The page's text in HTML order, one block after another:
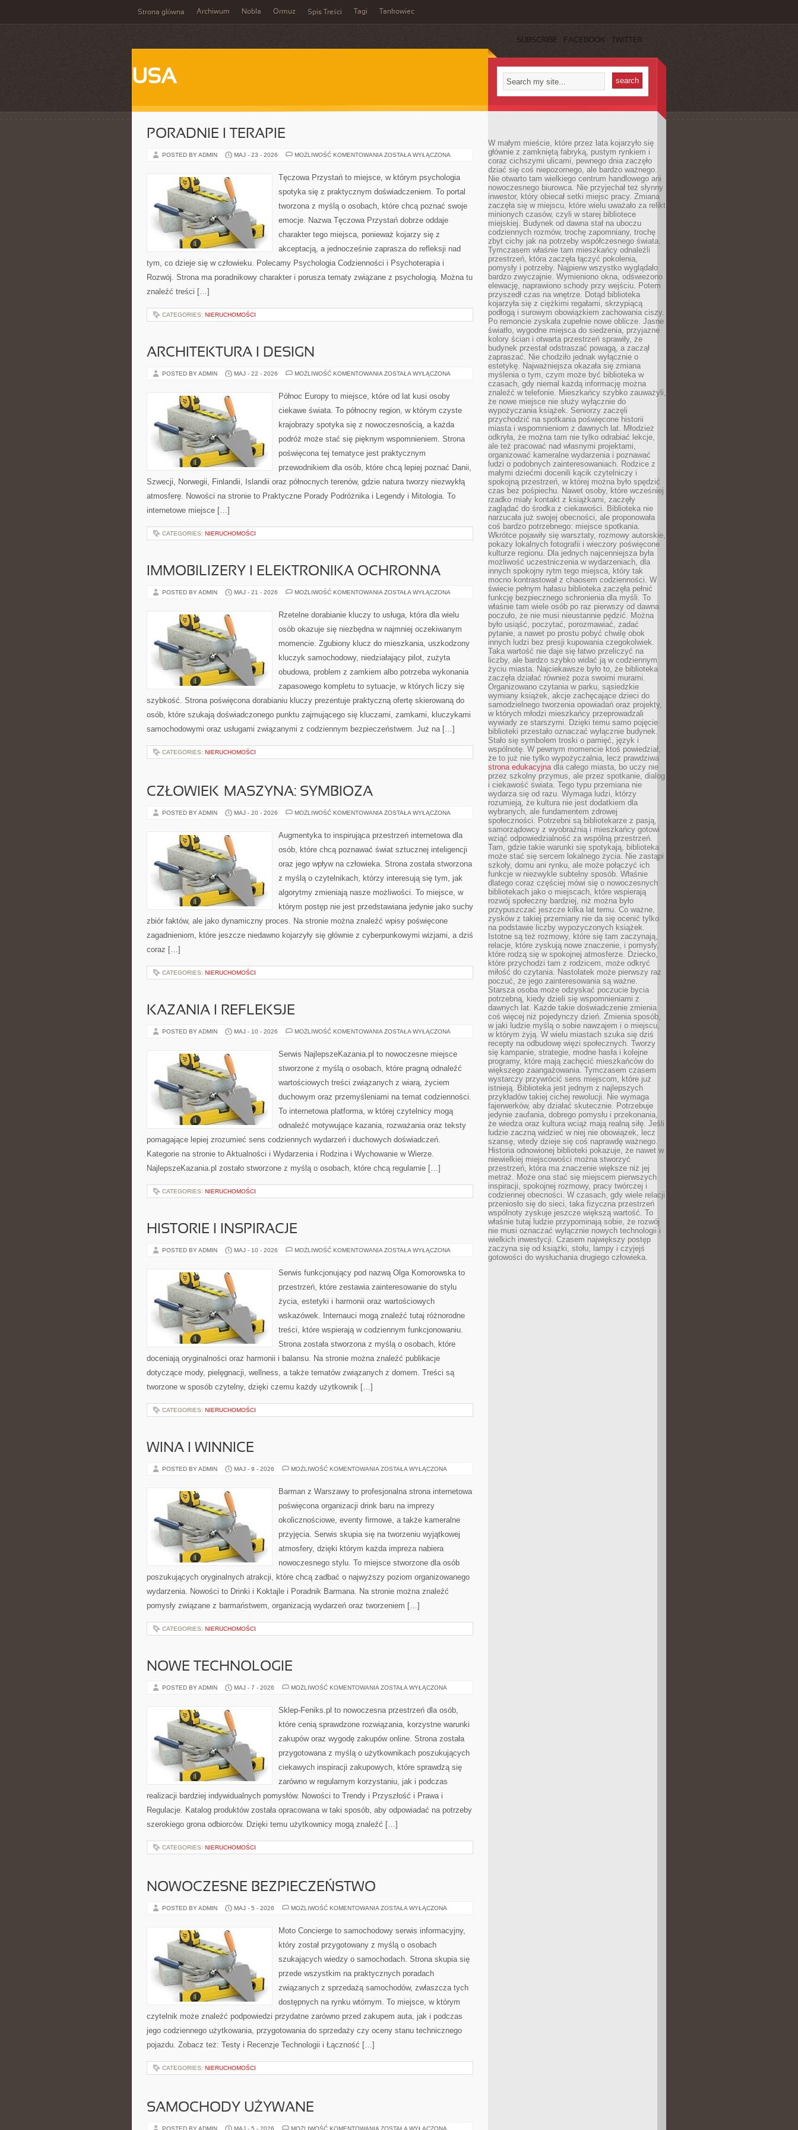
Strona główna Archiwum Nobla Ormuz Spis Treści Tagi Tankowiec
SUBSCRIBE FACEBOOK TWITTER
USA
PORADNIE I TERAPIE
POSTED BY ADMIN MAJ - 23 - 2026 MOŻLIWOŚĆ KOMENTOWANIA PORADNIE
ZOSTAŁA WYŁĄCZONA
Tęczowa Przystań to miejsce, w którym psychologia
spotyka się z praktycznym doświadczeniem. To portal
tworzona z myślą o osobach, które chcą poznać swoje
emocje. Nazwa Tęczowa Przystań dobrze oddaje
charakter tego miejsca, ponieważ kojarzy się z
akceptacją, a jednocześnie zaprasza do refleksji nad
tym, co dzieje się w człowieku. Polecamy Psychologia Codzienności i Psychoterapia i
Rozwój. Strona ma poradnikowy charakter i porusza tematy związane z psychologią. Można tu
znaleźć treści […]
CATEGORIES: NIERUCHOMOŚCI
ARCHITEKTURA I DESIGN
POSTED BY ADMIN MAJ - 22 - 2026 MOŻLIWOŚĆ KOMENTOWANIA ARCHITEKTURA
ZOSTAŁA WYŁĄCZONA
Północ Europy to miejsce, które od lat kusi osoby
ciekawe świata. To północny region, w którym czyste
krajobrazy spotyka się z nowoczesnością, a każda
podróż może stać się pięknym wspomnieniem. Strona
poświęcona tej tematyce jest praktycznym
przewodnikiem dla osób, które chcą lepiej poznać Danii,
Szwecji, Norwegii, Finlandii, Islandii oraz północnych terenów, gdzie natura tworzy niezwykłą
atmosferę. Nowości na stronie to Praktyczne Porady Podróżnika i Legendy i Mitologia. To
internetowe miejsce […]
CATEGORIES: NIERUCHOMOŚCI
IMMOBILIZERY I ELEKTRONIKA OCHRONNA
POSTED BY ADMIN MAJ - 21 - 2026 MOŻLIWOŚĆ KOMENTOWANIA IMMOBILIZERY
OCHRONNA
ZOSTAŁA WYŁĄCZONA
Rzetelne dorabianie kluczy to usługa, która dla wielu
osób okazuje się niezbędna w najmniej oczekiwanym
momencie. Zgubiony klucz do mieszkania, uszkodzony
kluczyk samochodowy, niedziałający pilot, zużyta
obudowa, problem z zamkiem albo potrzeba wykonania
zapasowego kompletu to sytuacje, w których liczy się
szybkość. Strona poświęcona dorabianiu kluczy prezentuje praktyczną ofertę skierowaną do
osób, które szukają doświadczonego punktu zajmującego się kluczami, zamkami, kluczykami
samochodowymi oraz usługami związanymi z codziennym bezpieczeństwem. Już na […]
CATEGORIES: NIERUCHOMOŚCI
CZŁOWIEK–MASZYNA: SYMBIOZA
POSTED BY ADMIN MAJ - 20 - 2026 MOŻLIWOŚĆ KOMENTOWANIA CZŁOWIEK–
ZOSTAŁA WYŁĄCZONA
Augmentyka to inspirująca przestrzeń internetowa dla
osób, które chcą poznawać świat sztucznej inteligencji
oraz jego wpływ na człowieka. Strona została stworzona
z myślą o czytelnikach, którzy interesują się tym, jak
algorytmy zmieniają nasze możliwości. To miejsce, w
którym postęp nie jest przedstawiana jedynie jako suchy
zbiór faktów, ale jako dynamiczny proces. Na stronie można znaleźć wpisy poświęcone
zagadnieniom, które jeszcze niedawno kojarzyły się głównie z cyberpunkowymi wizjami, a dziś
coraz […]
CATEGORIES: NIERUCHOMOŚCI
KAZANIA I REFLEKSJE
POSTED BY ADMIN MAJ - 10 - 2026 MOŻLIWOŚĆ KOMENTOWANIA KAZANIA
ZOSTAŁA WYŁĄCZONA
Serwis NajlepszeKazania.pl to nowoczesne miejsce
stworzone z myślą o osobach, które pragną odnaleźć
wartościowych treści związanych z wiarą, życiem
duchowym oraz przemyśleniami na temat codzienności.
To internetowa platforma, w której czytelnicy mogą
odnaleźć motywujące kazania, rozważania oraz teksty
pomagające lepiej zrozumieć sens codziennych wydarzeń i duchowych doświadczeń.
Kategorie na stronie to Aktualności i Wydarzenia i Rodzina i Wychowanie w Wierze.
NajlepszeKazania.pl zostało stworzone z myślą o osobach, które chcą regularnie […]
CATEGORIES: NIERUCHOMOŚCI
HISTORIE I INSPIRACJE
POSTED BY ADMIN MAJ - 10 - 2026 MOŻLIWOŚĆ KOMENTOWANIA HISTORIE
ZOSTAŁA WYŁĄCZONA
Serwis funkcjonujący pod nazwą Olga Komorowska to
przestrzeń, które zestawia zainteresowanie do stylu
życia, estetyki i harmonii oraz wartościowych
wskazówek. Internauci mogą znaleźć tutaj różnorodne
treści, które wspierają w codziennym funkcjonowaniu.
Strona została stworzona z myślą o osobach, które
doceniają oryginalności oraz harmonii i balansu. Na stronie można znaleźć publikacje
dotyczące mody, pielęgnacji, wellness, a także tematów związanych z domem. Treści są
tworzone w sposób czytelny, dzięki czemu każdy użytkownik […]
CATEGORIES: NIERUCHOMOŚCI
WINA I WINNICE
POSTED BY ADMIN MAJ - 9 - 2026 MOŻLIWOŚĆ KOMENTOWANIA WINA
ZOSTAŁA WYŁĄCZONA
Barman z Warszawy to profesjonalna strona internetowa
poświęcona organizacji drink baru na imprezy
okolicznościowe, eventy firmowe, a także kameralne
przyjęcia. Serwis skupia się na tworzeniu wyjątkowej
atmosfery, dzięki którym każda impreza nabiera
nowoczesnego stylu. To miejsce stworzone dla osób
poszukujących oryginalnych atrakcji, które chcą zadbać o najwyższy poziom organizowanego
wydarzenia. Nowości to Drinki i Koktajle i Poradnik Barmana. Na stronie można znaleźć
pomysły związane z barmaństwem, organizacją wydarzeń oraz tworzeniem […]
CATEGORIES: NIERUCHOMOŚCI
NOWE TECHNOLOGIE
POSTED BY ADMIN MAJ - 7 - 2026 MOŻLIWOŚĆ KOMENTOWANIA NOWE
ZOSTAŁA WYŁĄCZONA
Sklep-Feniks.pl to nowoczesna przestrzeń dla osób,
które cenią sprawdzone rozwiązania, korzystne warunki
zakupów oraz wygodę zakupów online. Strona została
przygotowana z myślą o użytkownikach poszukujących
ciekawych inspiracji zakupowych, które sprawdzą się
zarówno w regularnym korzystaniu, jak i podczas
realizacji bardziej indywidualnych pomysłów. Nowości to Trendy i Przyszłość i Prawa i
Regulacje. Katalog produktów została opracowana w taki sposób, aby odpowiadać na potrzeby
szerokiego grona odbiorców. Dzięki temu użytkownicy mogą znaleźć […]
CATEGORIES: NIERUCHOMOŚCI
NOWOCZESNE BEZPIECZEŃSTWO
POSTED BY ADMIN MAJ - 5 - 2026 MOŻLIWOŚĆ KOMENTOWANIA NOWOCZESNE
ZOSTAŁA WYŁĄCZONA
Moto Concierge to samochodowy serwis informacyjny,
który został przygotowany z myślą o osobach
szukających wiedzy o samochodach. Strona skupia się
przede wszystkim na praktycznych poradach
związanych z sprzedażą samochodów, zwłaszcza tych
dostępnych na rynku wtórnym. To miejsce, w którym
czytelnik może znaleźć podpowiedzi przydatne zarówno przed zakupem auta, jak i podczas
jego codziennego użytkowania, przygotowania do sprzedaży czy oceny stanu technicznego
pojazdu. Zobacz też: Testy i Recenzje Technologii i Łączność […]
CATEGORIES: NIERUCHOMOŚCI
SAMOCHODY UŻYWANE
POSTED BY ADMIN MAJ - 5 - 2026 MOŻLIWOŚĆ KOMENTOWANIA SAMOCHODY
ZOSTAŁA WYŁĄCZONA
W małym mieście, które przez lata kojarzyło się
głównie z zamkniętą fabryką, pustym rynkiem i
coraz cichszymi ulicami, pewnego dnia zaczęło
dziać się coś niepozornego, ale bardzo ważnego.
Nie otwarto tam wielkiego centrum handlowego ani
nowoczesnego biurowca. Nie przyjechał też słynny
inwestor, który obiecał setki miejsc pracy. Zmiana
zaczęła się w miejscu, które wielu uważało za relikt
minionych czasów, czyli w starej bibliotece
miejskiej. Budynek od dawna stał na uboczu
codziennych rozmów, trochę zapomniany, trochę
zbyt cichy jak na potrzeby współczesnego świata.
Tymczasem właśnie tam mieszkańcy odnaleźli
przestrzeń, która zaczęła łączyć pokolenia,
pomysły i potrzeby. Najpierw wszystko wyglądało
bardzo zwyczajnie. Wymieniono okna, odświeżono
elewację, naprawiono schody przy wejściu. Potem
przyszedł czas na wnętrze. Dotąd biblioteka
kojarzyła się z ciężkimi regałami, skrzypiącą
podłogą i surowym obowiązkiem zachowania ciszy.
Po remoncie zyskała zupełnie nowe oblicze. Jasne
światło, wygodne miejsca do siedzenia, przyjazne
kolory ścian i otwarta przestrzeń sprawiły, że
budynek przestał odstraszać powagą, a zaczął
zapraszać. Nie chodziło jednak wyłącznie o
estetykę. Najważniejsza okazała się zmiana
myślenia o tym, czym może być biblioteka w
czasach, gdy niemal każdą informację można
znaleźć w telefonie. Mieszkańcy szybko zauważyli,
że nowe miejsce nie służy wyłącznie do
wypożyczania książek. Seniorzy zaczęli
przychodzić na spotkania poświęcone historii
miasta i wspomnieniom z dawnych lat. Młodzież
odkryła, że można tam nie tylko odrabiać lekcje,
ale też pracować nad własnymi projektami,
organizować kameralne wydarzenia i poznawać
ludzi o podobnych zainteresowaniach. Rodzice z
małymi dziećmi docenili kącik czytelniczy i
spokojną przestrzeń, w której można było spędzić
czas bez pośpiechu. Nawet osoby, które wcześniej
rzadko miały kontakt z książkami, zaczęły
zaglądać do środka z ciekawości. Biblioteka nie
narzucała już swojej obecności, ale proponowała
coś bardzo potrzebnego: miejsce spotkania.
Wkrótce pojawiły się warsztaty, rozmowy autorskie,
pokazy lokalnych fotografii i wieczory poświęcone
kulturze regionu. Dla jednych najcenniejsza była
możliwość uczestniczenia w wydarzeniach, dla
innych spokojny rytm tego miejsca, który tak
mocno kontrastował z chaosem codzienności. W
świecie pełnym hałasu biblioteka zaczęła pełnić
funkcję bezpiecznego schronienia dla myśli. To
właśnie tam wiele osób po raz pierwszy od dawna
poczuło, że nie musi nieustannie pędzić. Można
było usiąść, poczytać, porozmawiać, zadać
pytanie, a nawet po prostu pobyć chwilę obok
innych ludzi bez presji kupowania czegokolwiek.
Taka wartość nie daje się łatwo przeliczyć na
liczby, ale bardzo szybko widać ją w codziennym
życiu miasta. Najciekawsze było to, że biblioteka
zaczęła działać również poza swoimi murami.
Organizowano czytania w parku, sąsiedzkie
wymiany książek, akcje zachęcające dzieci do
samodzielnego tworzenia opowiadań oraz projekty,
w których młodzi mieszkańcy przeprowadzali
wywiady ze starszymi. Dzięki temu samo pojęcie
biblioteki przestało oznaczać wyłącznie budynek.
Stało się symbolem troski o pamięć, język i
wspólnotę. W pewnym momencie ktoś powiedział,
że to już nie tylko wypożyczalnia, lecz prawdziwa
strona edukacyjnadla całego miasta, bo uczy nie
przez szkolny przymus, ale przez spotkanie, dialog
i ciekawość świata. Tego typu przemiana nie
wydarza się od razu. Wymaga ludzi, którzy
rozumieją, że kultura nie jest dodatkiem dla
wybranych, ale fundamentem zdrowej
społeczności. Potrzebni są bibliotekarze z pasją,
samorządowcy z wyobraźnią i mieszkańcy gotowi
wziąć odpowiedzialność za wspólną przestrzeń.
Tam, gdzie takie warunki się spotykają, biblioteka
może stać się sercem lokalnego życia. Nie zastąpi
szkoły, domu ani rynku, ale może połączyć ich
funkcje w niezwykle subtelny sposób. Właśnie
dlatego coraz częściej mówi się o nowoczesnych
bibliotekach jako o miejscach, które wspierają
rozwój społeczny bardziej, niż można było
przypuszczać jeszcze kilka lat temu. Co ważne,
zysków z takiej przemiany nie da się ocenić tylko
na podstawie liczby wypożyczonych książek.
Istotne są też rozmowy, które się tam zaczynają,
relacje, które zyskują nowe znaczenie, i pomysły,
które rodzą się w spokojnej atmosferze. Dziecko,
które przychodzi tam z rodzicem, może odkryć
miłość do czytania. Nastolatek może pierwszy raz
poczuć, że jego zainteresowania są ważne.
Starsza osoba może odzyskać poczucie bycia
potrzebną, kiedy dzieli się wspomnieniami z
dawnych lat. Każde takie doświadczenie zmienia
coś więcej niż pojedynczy dzień. Zmienia sposób,
w jaki ludzie myślą o sobie nawzajem i o miejscu,
w którym żyją. W wielu miastach szuka się dziś
recepty na odbudowę więzi społecznych. Tworzy
się kampanie, strategie, modne hasła i kolejne
programy, które mają zachęcić mieszkańców do
większego zaangażowania. Tymczasem czasem
wystarczy przywrócić sens miejscom, które już
istnieją. Biblioteka jest jednym z najlepszych
przykładów takiej cichej rewolucji. Nie wymaga
fajerwerków, aby działać skutecznie. Potrzebuje
jedynie zaufania, dobrego pomysłu i przekonania,
że wiedza oraz kultura wciąż mają realną siłę. Jeśli
ludzie zaczną widzieć w niej nie obowiązek, lecz
szansę, wtedy dzieje się coś naprawdę ważnego.
Historia odnowionej biblioteki pokazuje, że nawet w
niewielkiej miejscowości można stworzyć
przestrzeń, która ma znaczenie większe niż jej
metraż. Może ona stać się miejscem pierwszych
inspiracji, spokojnej rozmowy, pracy twórczej i
codziennej obecności. W czasach, gdy wiele relacji
przeniosło się do sieci, taka fizyczna przestrzeń
wspólnoty zyskuje jeszcze większą wartość. To
właśnie tutaj ludzie przypominają sobie, że rozwój
nie musi oznaczać wyłącznie nowych technologii i
wielkich inwestycji. Czasem największy postęp
zaczyna się od książki, stołu, lampy i czyjejś
gotowości do wysłuchania drugiego człowieka.